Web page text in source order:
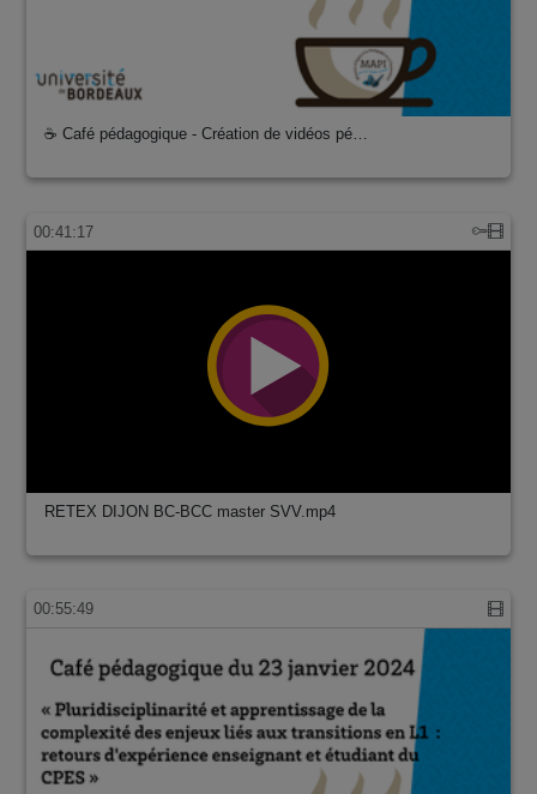
☕ Café pédagogique - Création de vidéos pé…
00:41:17
RETEX DIJON BC-BCC master SVV.mp4
00:55:49